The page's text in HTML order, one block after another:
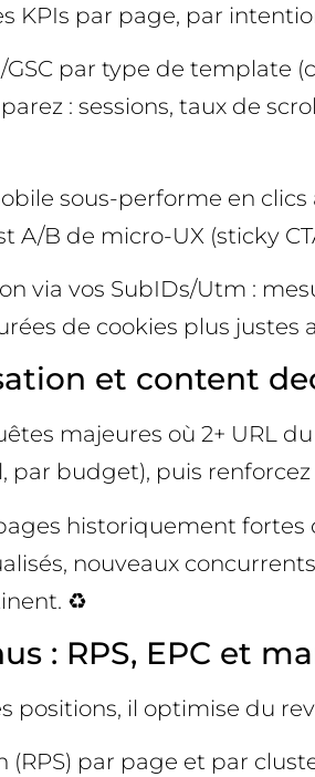
KPIs par page, par
GSC par type de template
: sessions, taux de
sous-performe en
B de micro-UX (sticky
via vos SubIDs/Utm :
de cookies plus
et content
majeures où 2+ URL
par budget), puis
historiquement fortes
nouveaux
♻️
: RPS, EPC et
positions, il optimise du
(RPS) par page et par